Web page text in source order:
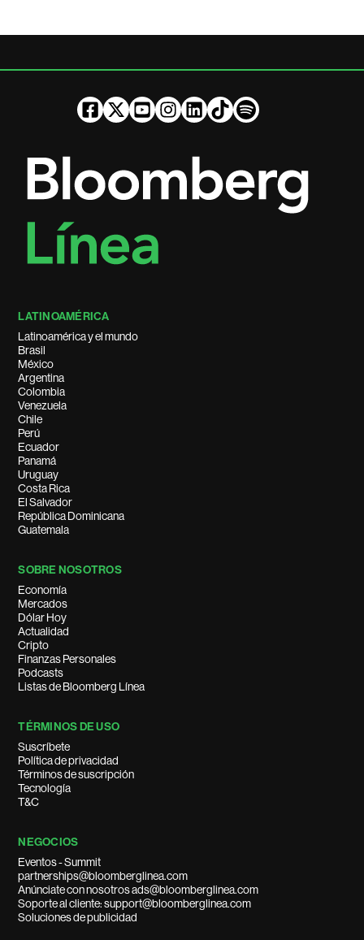
LATINOAMÉRICA
Latinoamérica y el mundo
Brasil
México
Argentina
Colombia
Venezuela
Chile
Perú
Ecuador
Panamá
Uruguay
Costa Rica
El Salvador
República Dominicana
Guatemala
SOBRE NOSOTROS
Economía
Mercados
Dólar Hoy
Actualidad
Cripto
Finanzas Personales
Podcasts
Listas de Bloomberg Línea
TÉRMINOS DE USO
Suscríbete
Política de privacidad
Términos de suscripción
Tecnología
T&C
NEGOCIOS
Eventos - Summit
partnerships@bloomberglinea.com
Anúnciate con nosotros ads@bloomberglinea.com
Soporte al cliente: support@bloomberglinea.com
Soluciones de publicidad